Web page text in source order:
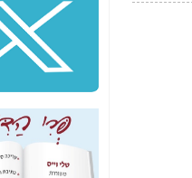
שלמה פילבר
לאחרונה
התקשורת) - עד
מדינה?
אותי! -
"יש אפליה
חשיפה: למה
משה כחלון לא
עד היום? -
כאן